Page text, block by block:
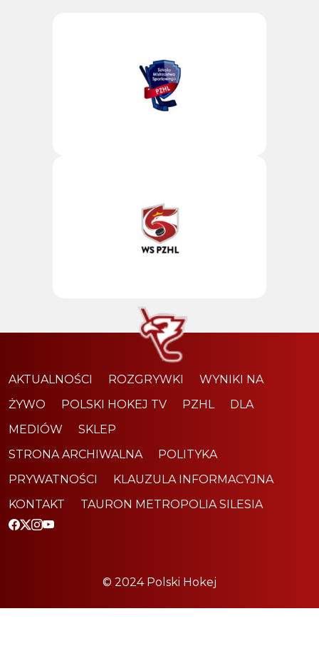
AKTUALNOŚCI ROZGRYWKI
WYNIKI NA
ŻYWO
POLSKI HOKEJ TV PZHL
DLA
MEDIÓW
SKLEP
STRONA ARCHIWALNA
POLITYKA
PRYWATNOŚCI
KLAUZULA INFORMACYJNA
KONTAKT
TAURON METROPOLIA SILESIA
© 2024 Polski Hokej